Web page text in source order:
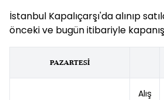
İstanbul Kapalıçarşı'da alınıp
önceki ve bugün itibariyle
PAZARTESİ
Alış